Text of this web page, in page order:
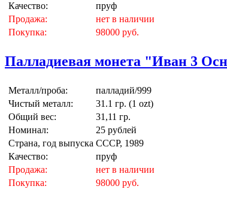
Качество:
пруф
Продажа:
нет в наличии
Покупка:
98000 руб.
Палладиевая монета "Иван 3
Металл/проба:
палладий/999
Чистый металл:
31.1 гр. (1 ozt)
Общий вес:
31,11 гр.
Номинал:
25 рублей
Страна, год выпуска СССР, 1989
Качество:
пруф
Продажа:
нет в наличии
Покупка:
98000 руб.